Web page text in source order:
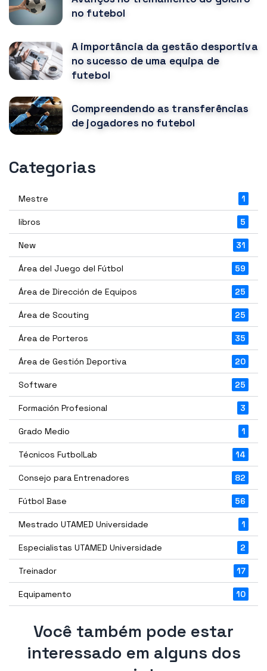
no futebol
A importância da gestão desportiva
no sucesso de uma equipa de
futebol
Compreendendo as transferências
de jogadores no futebol
Categorias
Mestre 1
libros 5
New 31
Área del Juego del Fútbol 59
Área de Dirección de Equipos 25
Área de Scouting 25
Área de Porteros 35
Área de Gestión Deportiva 20
Software 25
Formación Profesional 3
Grado Medio 1
Técnicos FutbolLab 14
Consejo para Entrenadores 82
Fútbol Base 56
Mestrado UTAMED Universidade 1
Especialistas UTAMED Universidade 2
Treinador 17
Equipamento 10
Você também pode estar
interessado em alguns dos